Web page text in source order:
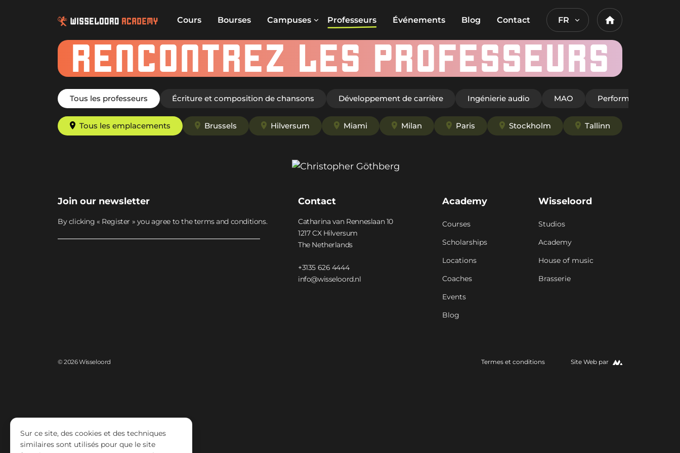
Cours Bourses Campuses Professeurs Événements Blog Contact FR Home
RENCONTREZ LES PROFESSEURS
Tous les professeurs Écriture et composition de chansons Développement de carrière Ingénierie audio MAO Performance
Tous les emplacements Brussels Hilversum Miami Milan Paris Stockholm Tallinn
Join our newsletter
By clicking « Register » you agree to the terms and conditions.
Contact
Catharina van Renneslaan 10
1217 CX Hilversum
The Netherlands
+3135 626 4444
info@wisseloord.nl
Academy
Courses
Scholarships
Locations
Coaches
Events
Blog
Wisseloord
Studios
Academy
House of music
Brasserie
© 2026 Wisseloord Termes et conditions Site Web par
Sur ce site, des cookies et des techniques
similaires sont utilisés pour que le site